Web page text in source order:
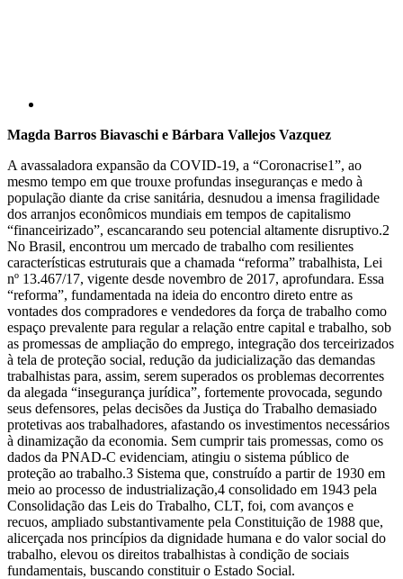
Magda Barros Biavaschi e Bárbara Vallejos Vazquez
A avassaladora expansão da COVID-19, a “Coronacrise1”, ao
mesmo tempo em que trouxe profundas inseguranças e medo à
população diante da crise sanitária, desnudou a imensa fragilidade
dos arranjos econômicos mundiais em tempos de capitalismo
“financeirizado”, escancarando seu potencial altamente disruptivo.2
No Brasil, encontrou um mercado de trabalho com resilientes
características estruturais que a chamada “reforma” trabalhista, Lei
nº 13.467/17, vigente desde novembro de 2017, aprofundara. Essa
“reforma”, fundamentada na ideia do encontro direto entre as
vontades dos compradores e vendedores da força de trabalho como
espaço prevalente para regular a relação entre capital e trabalho, sob
as promessas de ampliação do emprego, integração dos terceirizados
à tela de proteção social, redução da judicialização das demandas
trabalhistas para, assim, serem superados os problemas decorrentes
da alegada “insegurança jurídica”, fortemente provocada, segundo
seus defensores, pelas decisões da Justiça do Trabalho demasiado
protetivas aos trabalhadores, afastando os investimentos necessários
à dinamização da economia. Sem cumprir tais promessas, como os
dados da PNAD-C evidenciam, atingiu o sistema público de
proteção ao trabalho.3 Sistema que, construído a partir de 1930 em
meio ao processo de industrialização,4 consolidado em 1943 pela
Consolidação das Leis do Trabalho, CLT, foi, com avanços e
recuos, ampliado substantivamente pela Constituição de 1988 que,
alicerçada nos princípios da dignidade humana e do valor social do
trabalho, elevou os direitos trabalhistas à condição de sociais
fundamentais, buscando constituir o Estado Social.